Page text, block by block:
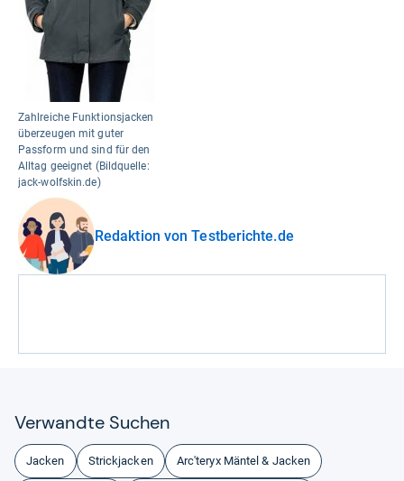
Zahlreiche Funktionsjacken
überzeugen mit guter
Passform und sind für den
Alltag geeignet (Bildquelle:
jack-wolfskin.de)
Redaktion von Testberichte.de
Ver­wandte Suchen
Jacken Strickjacken Arc'teryx Mäntel & Jacken